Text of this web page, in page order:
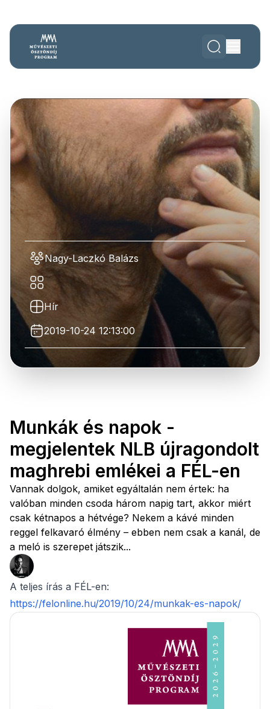
Nagy-Laczkó Balázs
Hír
2019-10-24 12:13:00
Munkák és napok -
megjelentek NLB újragondolt
maghrebi emlékei a FÉL-en
Vannak dolgok, amiket egyáltalán nem értek: ha
valóban minden csoda három napig tart, akkor miért
csak kétnapos a hétvége? Nekem a kávé minden
reggel felkavaró élmény – ebben nem csak a kanál, de
a meló is szerepet játszik...
A teljes írás a FÉL-en:
https://felonline.hu/2019/10/24/munkak-es-napok/